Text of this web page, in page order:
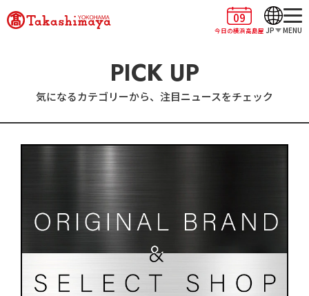
09
今日の横浜高島屋 JP MENU
PICK UP
気になるカテゴリーから、注目ニュースをチェック